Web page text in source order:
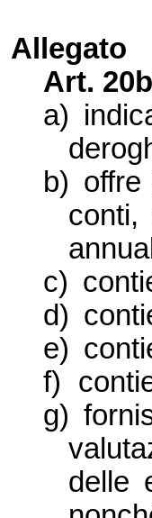
Allegato
Art. 20b
a)
b) offre
conti,
c)
d)
e)
f)
g)
delle